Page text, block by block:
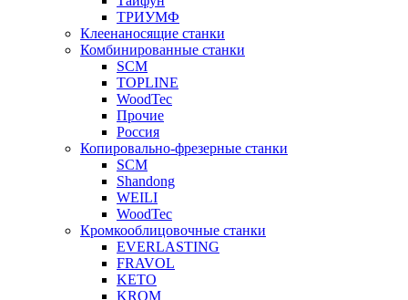
ТРИУМФ
Клеенаносящие станки
Комбинированные станки
SCM
TOPLINE
WoodTec
Прочие
Россия
Копировально-фрезерные станки
SCM
Shandong
WEILI
WoodTec
Кромкооблицовочные станки
EVERLASTING
FRAVOL
KETO
KROM